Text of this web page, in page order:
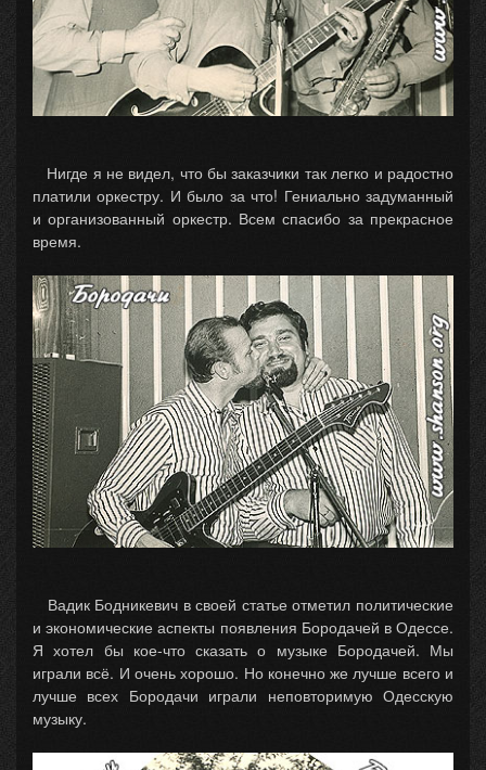
Нигде я не видел, что бы заказчики так легко и радостно
платили оркестру. И было за что! Гениально задуманный
и организованный оркестр. Всем спасибо за прекрасное
время.
Вадик Бодникевич в своей статье отметил политические
и экономические аспекты появления Бородачей в Одессе.
Я хотел бы кое-что сказать о музыке Бородачей. Мы
играли всё. И очень хорошо. Но конечно же лучше всего и
лучше всех Бородачи играли неповторимую Одесскую
музыку.